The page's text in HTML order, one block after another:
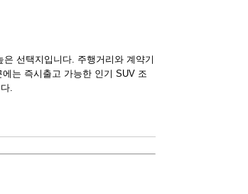
선택지입니다. 주행거리와 계약기
는 즉시출고 가능한 인기 SUV 조
.